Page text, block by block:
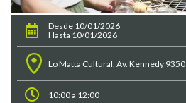
Desde 10/01/2026
Hasta 10/01/2026
Lo Matta Cultural, Av. Kennedy 9350
10:00 a 12:00